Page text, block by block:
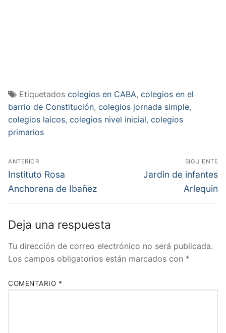
Etiquetados colegios en CABA, colegios en el
barrio de Constitución, colegios jornada simple,
colegios laicos, colegios nivel inicial, colegios
primarios
Navegación
de
entradas
ANTERIOR
Entrada
anterior:
Instituto Rosa
Anchorena de Ibañez
SIGUIENTE
Entrada
Jardin de infantes
Arlequin
Deja una respuesta
Tu dirección de correo electrónico no será publicada.
Los campos obligatorios están marcados con *
COMENTARIO *